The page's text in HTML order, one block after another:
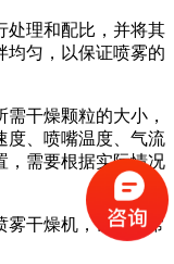
处理和配比，并将其
均匀，以保证喷雾的
干燥颗粒的大小，
度、喷嘴温度、气流
，需要根据实际情况
雾干燥机，让其正常